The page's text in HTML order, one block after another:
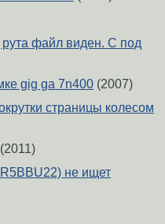
файл виден. С под
gig ga 7n400 (2007)
страницы колесом
(2011)
не ищет